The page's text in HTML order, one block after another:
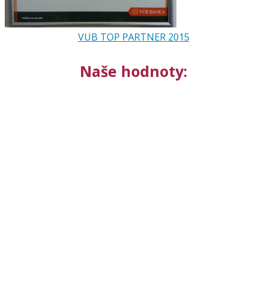
VUB TOP PARTNER 2015
Naše hodnoty: